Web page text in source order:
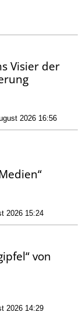
Visier der
2026 16:56
2026 15:24
von
2026 14:29